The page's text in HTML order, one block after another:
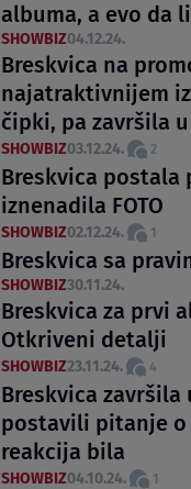
albuma, a evo da
SHOWBIZ04.12.24.
Breskvica na
najatraktivnijem
čipki, pa završila u
SHOWBIZ03.12.24. 2
Breskvica postala
iznenadila FOTO
SHOWBIZ02.12.24. 1
Breskvica sa
SHOWBIZ30.11.24.
Breskvica za prvi
Otkriveni detalji
SHOWBIZ23.11.24. 4
Breskvica završila
postavili pitanje o
reakcija bila
SHOWBIZ04.10.24. 1